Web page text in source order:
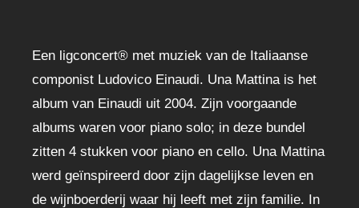
Een ligconcert® met muziek van de Italiaanse
componist Ludovico Einaudi. Una Mattina is het
album van Einaudi uit 2004. Zijn voorgaande
albums waren voor piano solo; in deze bundel
zitten 4 stukken voor piano en cello. Una Mattina
werd geïnspireerd door zijn dagelijkse leven en
de wijnboerderij waar hij leeft met zijn familie. In